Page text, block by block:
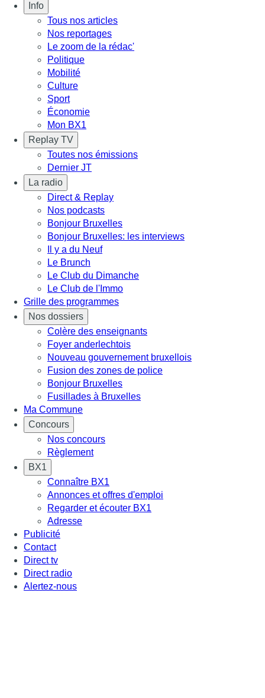
Info
Tous nos articles
Nos reportages
Le zoom de la rédac'
Politique
Mobilité
Culture
Sport
Économie
Mon BX1
Replay TV
Toutes nos émissions
Dernier JT
La radio
Direct & Replay
Nos podcasts
Bonjour Bruxelles
Bonjour Bruxelles: les interviews
Il y a du Neuf
Le Brunch
Le Club du Dimanche
Le Club de l'Immo
Grille des programmes
Nos dossiers
Colère des enseignants
Foyer anderlechtois
Nouveau gouvernement bruxellois
Fusion des zones de police
Bonjour Bruxelles
Fusillades à Bruxelles
Ma Commune
Concours
Nos concours
Règlement
BX1
Connaître BX1
Annonces et offres d'emploi
Regarder et écouter BX1
Adresse
Publicité
Contact
Direct tv
Direct radio
Alertez-nous